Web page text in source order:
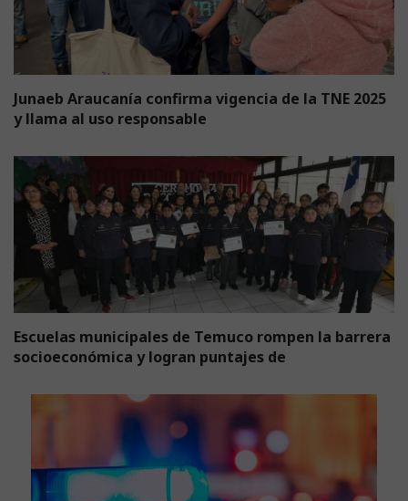
Junaeb Araucanía confirma vigencia de la TNE 2025
y llama al uso responsable
Escuelas municipales de Temuco rompen la barrera
socioeconómica y logran puntajes de